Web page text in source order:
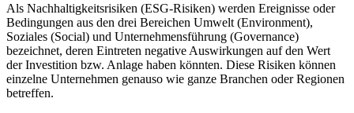
Als Nachhaltigkeitsrisiken (ESG-Risiken) werden Ereignisse oder
Bedingungen aus den drei Bereichen Umwelt (Environment),
Soziales (Social) und Unternehmensführung (Governance)
bezeichnet, deren Eintreten negative Auswirkungen auf den Wert
der Investition bzw. Anlage haben könnten. Diese Risiken können
einzelne Unternehmen genauso wie ganze Branchen oder Regionen
betreffen.